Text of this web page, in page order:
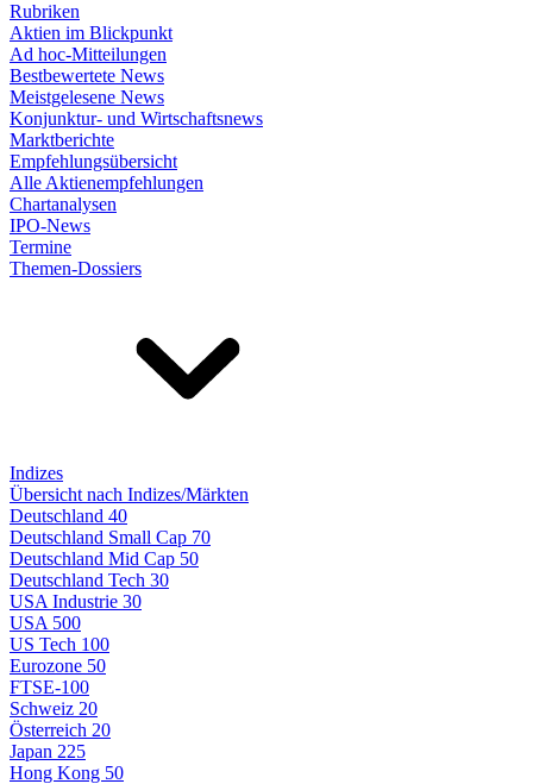
Rubriken
Aktien im Blickpunkt
Ad hoc-Mitteilungen
Bestbewertete News
Meistgelesene News
Konjunktur- und Wirtschaftsnews
Marktberichte
Empfehlungsübersicht
Alle Aktienempfehlungen
Chartanalysen
IPO-News
Termine
Themen-Dossiers
Indizes
Übersicht nach Indizes/Märkten
Deutschland 40
Deutschland Small Cap 70
Deutschland Mid Cap 50
Deutschland Tech 30
USA Industrie 30
USA 500
US Tech 100
Eurozone 50
FTSE-100
Schweiz 20
Österreich 20
Japan 225
Hong Kong 50